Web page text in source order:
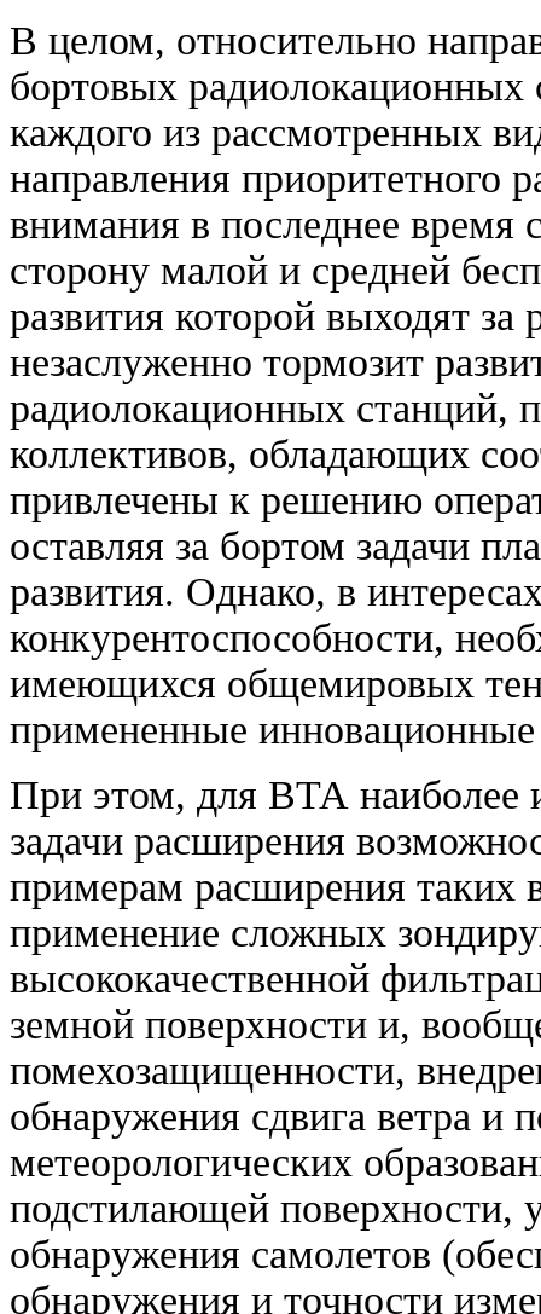
В целом, относительно
бортовых радиолокационных
каждого из рассмотренных
направления приоритетного
внимания в последнее время
сторону малой и средней
развития которой выходят
незаслуженно тормозит
радиолокационных станций,
коллективов, обладающих
привлечены к решению
оставляя за бортом задачи
развития. Однако, в
конкурентоспособности,
имеющихся общемировых
примененные
При этом, для ВТА наиболее
задачи расширения
примерам расширения таких
применение сложных
высококачественной
земной поверхности и,
помехозащищенности,
обнаружения сдвига ветра и
метеорологических
подстилающей поверхности,
обнаружения самолетов
обнаружения и точности